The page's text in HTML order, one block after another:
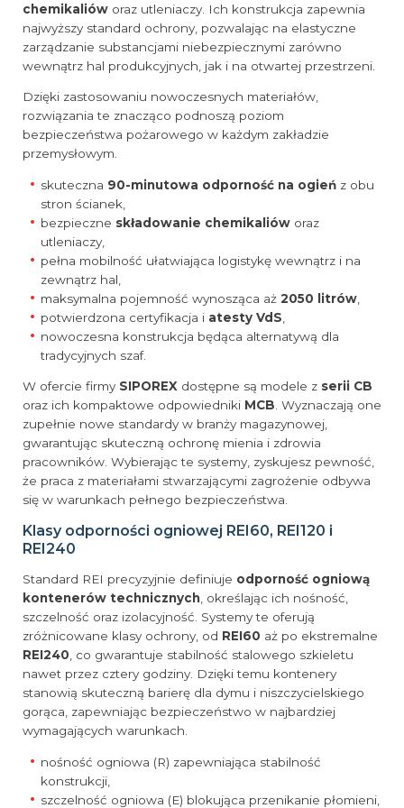
chemikaliów oraz utleniaczy. Ich konstrukcja zapewnia
najwyższy standard ochrony, pozwalając na elastyczne
zarządzanie substancjami niebezpiecznymi zarówno
wewnątrz hal produkcyjnych, jak i na otwartej przestrzeni.
Dzięki zastosowaniu nowoczesnych materiałów,
rozwiązania te znacząco podnoszą poziom
bezpieczeństwa pożarowego w każdym zakładzie
przemysłowym.
skuteczna 90-minutowa odporność na ogień z obu
stron ścianek,
bezpieczne składowanie chemikaliów oraz
utleniaczy,
pełna mobilność ułatwiająca logistykę wewnątrz i na
zewnątrz hal,
maksymalna pojemność wynosząca aż2050 litrów
potwierdzona certyfikacja i atesty VdS
nowoczesna konstrukcja będąca alternatywą dla
tradycyjnych szaf.
W ofercie firmy SIPOREX dostępne są modele z serii CB
oraz ich kompaktowe odpowiedniki MCB. Wyznaczają one
zupełnie nowe standardy w branży magazynowej,
gwarantując skuteczną ochronę mienia i zdrowia
pracowników. Wybierając te systemy, zyskujesz pewność,
że praca z materiałami stwarzającymi zagrożenie odbywa
się w warunkach pełnego bezpieczeństwa.
Klasy odporności ogniowej REI60, REI120 i
REI240
Standard REI precyzyjnie definiuje odporność ogniową
kontenerów technicznych, określając ich nośność,
szczelność oraz izolacyjność. Systemy te oferują
zróżnicowane klasy ochrony, od REI60 aż po ekstremalne
REI240, co gwarantuje stabilność stalowego szkieletu
nawet przez cztery godziny. Dzięki temu kontenery
stanowią skuteczną barierę dla dymu i niszczycielskiego
gorąca, zapewniając bezpieczeństwo w najbardziej
wymagających warunkach.
nośność ogniowa (R) zapewniająca stabilność
konstrukcji,
szczelność ogniowa (E) blokująca przenikanie płomieni,